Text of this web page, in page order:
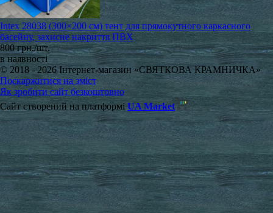
Intex 28038 (300×200 см) тент для прямокутного каркасного
басейну, захисне накриття ПВХ
800 грн./шт.
в наявності
© 2018 - 2026 Інтернет-магазин «СВЯТКОВА КРАМНИЧКА»
Поскаржитися на зміст
Як зробити сайт безкоштовно
Сайт створений на платформі UA Market